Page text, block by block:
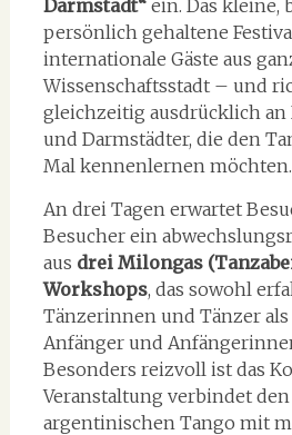
Darmstadt“ein. Das kleine,
persönlich gehaltene
internationale Gäste aus
Wissenschaftsstadt – und
gleichzeitig ausdrücklich
und Darmstädter, die den
Mal kennenlernen möchten.
An drei Tagen erwartet
Besucher ein
aus drei Milongas
Workshops, das sowohl
Tänzerinnen und Tänzer als
Anfänger und
Besonders reizvoll ist das
Veranstaltung verbindet
argentinischen Tango mit